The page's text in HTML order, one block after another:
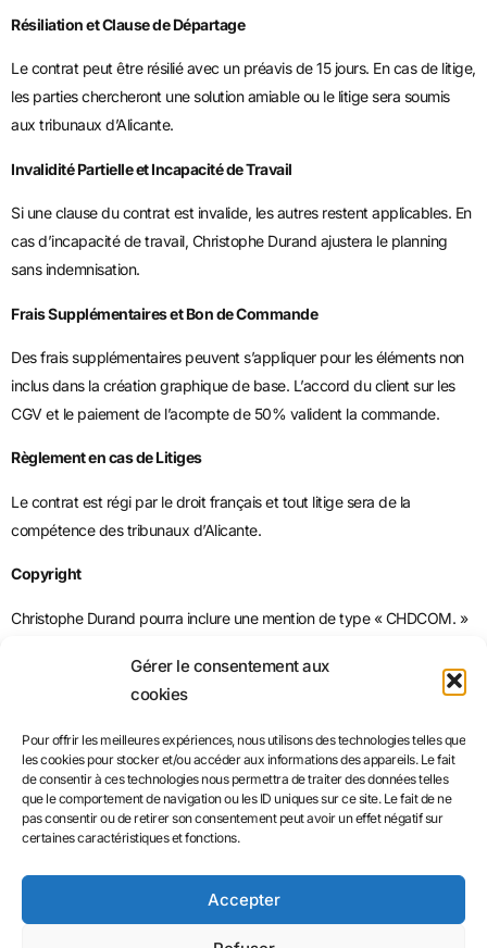
Gérer le consentement aux
cookies
Pour offrir les meilleures expériences, nous utilisons des technologies telles que
les cookies pour stocker et/ou accéder aux informations des appareils. Le fait
de consentir à ces technologies nous permettra de traiter des données telles
que le comportement de navigation ou les ID uniques sur ce site. Le fait de ne
pas consentir ou de retirer son consentement peut avoir un effet négatif sur
certaines caractéristiques et fonctions.
Accepter
Résiliation et Clause de Départage
Le contrat peut être résilié avec un préavis de 15 jours. En cas de litige,
les parties chercheront une solution amiable ou le litige sera soumis
aux tribunaux d’Alicante.
Invalidité Partielle et Incapacité de Travail
Si une clause du contrat est invalide, les autres restent applicables. En
cas d’incapacité de travail, Christophe Durand ajustera le planning
sans indemnisation.
Frais Supplémentaires et Bon de Commande
Des frais supplémentaires peuvent s’appliquer pour les éléments non
inclus dans la création graphique de base. L’accord du client sur les
CGV et le paiement de l’acompte de 50% valident la commande.
Règlement en cas de Litiges
Le contrat est régi par le droit français et tout litige sera de la
compétence des tribunaux d’Alicante.
Copyright
Christophe Durand pourra inclure une mention de type « CHDCOM. »
Mentions légales
Confidentialité & Cookies